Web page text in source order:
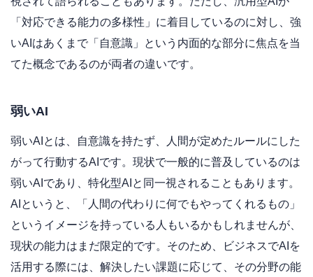
「対応できる能力の多様性」に着目しているのに対し、強
いAIはあくまで「自意識」という内面的な部分に焦点を当
てた概念であるのが両者の違いです。
弱いAI
弱いAIとは、自意識を持たず、人間が定めたルールにした
がって行動するAIです。現状で一般的に普及しているのは
弱いAIであり、特化型AIと同一視されることもあります。
AIというと、「人間の代わりに何でもやってくれるもの」
というイメージを持っている人もいるかもしれませんが、
現状の能力はまだ限定的です。そのため、ビジネスでAIを
活用する際には、解決したい課題に応じて、その分野の能